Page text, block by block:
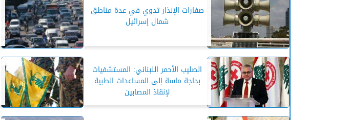
صفارات الإنذار تدوي في عدة مناطق
شمال إسرائيل
الصليب الأحمر اللبناني: المستشفيات
بحاجة ماسة إلى المساعدات الطبية
لإنقاذ المصابين